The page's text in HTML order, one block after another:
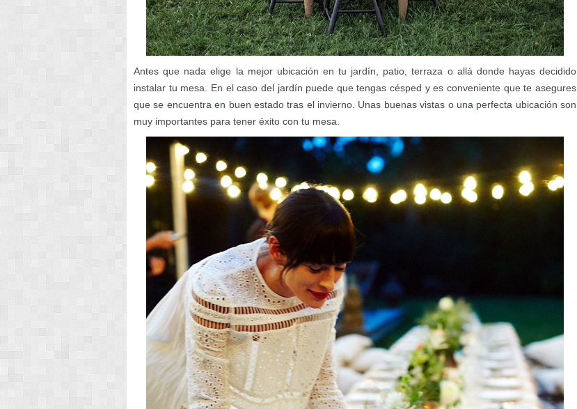
Antes que nada elige la mejor ubicación en tu jardín, patio, terraza o allá donde hayas decidido
instalar tu mesa. En el caso del jardín puede que tengas césped y es conveniente que te asegures
que se encuentra en buen estado tras el invierno. Unas buenas vistas o una perfecta ubicación son
muy importantes para tener éxito con tu mesa.